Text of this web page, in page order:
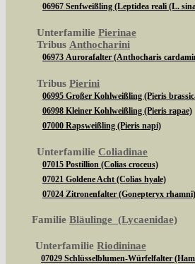
06967 Senfweißling (Leptidea reali (L.
Unterfamilie Pierinae
Tribus Anthocharini
06973 Aurorafalter (Anthocharis
Tribus Pierini
06995 Großer Kohlweißling (Pieris
06998 Kleiner Kohlweißling (Pieris rapae)
07000 Rapsweißling (Pieris napi)
Unterfamilie Coliadinae
07015 Postillion (Colias croceus)
07021 Goldene Acht (Colias hyale)
07024 Zitronenfalter (Gonepteryx rhamni)
Familie Bläulinge (Lycaenidae)
Unterfamilie Riodininae
07029 Schlüsselblumen-Würfelfalter